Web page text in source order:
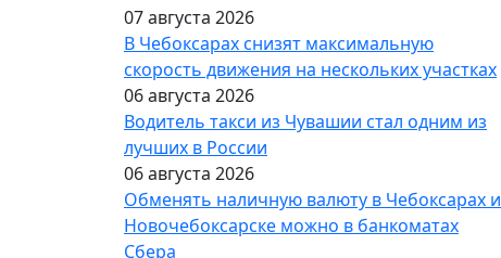
07 августа 2026
В Чебоксарах снизят максимальную
скорость движения на нескольких участках
06 августа 2026
Водитель такси из Чувашии стал одним из
лучших в России
06 августа 2026
Обменять наличную валюту в Чебоксарах и
Новочебоксарске можно в банкоматах
Сбера